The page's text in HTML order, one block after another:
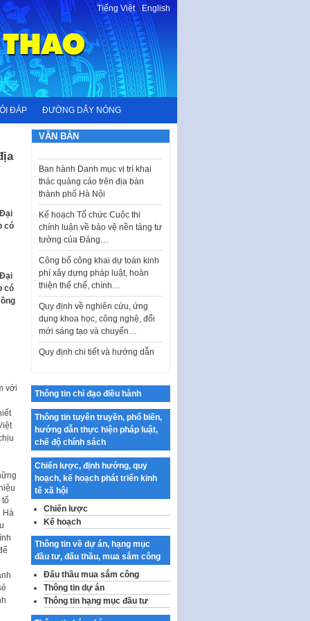
Tiếng Việt-English
ĐÁP ĐƯỜNG DÂY NÓNG
có
có
với
tổ
Hà
VĂN BẢN
I. CHỈ TIÊU VÀ VỊ TRÍ VIỆC LÀM
TUYỂN DỤNG LAO ĐỘNG HỢP
ĐỒNG Tổng số chỉ…
Luật Tương trợ tư pháp về dân
sự và Kế hoạch số 187KH-
UBND…
thác quảng cáo trên địa bàn
thành phố Hà Nội
Kế hoạch Tổ chức Cuộc thi
chính luận về bảo vệ nền tảng tư
tưởng của Đảng…
Công bố công khai dự toán kinh
phí xây dựng pháp luật, hoàn
thiện thể chế, chính…
Quy định về nghiên cứu, ứng
dụng khoa học, công nghệ, đổi
mới sáng tạo và chuyển…
Quy định chi tiết và hướng dẫn
thi hành một số điều của Luật Lý
dung tại Nghị quyết số 30/NQ-
CP ngày 24 tháng 02…
Ban hành Chương trình hành
động của Chính phủ thực hiện
Nghị quyết số 02-NQ/TW ngày
17…
THÔNG BÁO Tuyển dụng lao
động hợp đồng theo Nghị định
số 111/2022/NĐ-CP ngày
30/12/2022 của Chính…
Sửa đổi, bổ sung một số điều
của Thông tư số 320/2016/TT-
BTC của Bộ trưởng Bộ Tài…
Quy định về quản lý website
thương mại điện tử
Thông tin chỉ đạo điều hành
Thông tin tuyên truyền, phổ biến,
hướng dẫn thực hiện pháp luật,
chế độ chính sách
Chiến lược, định hướng, quy
hoạch, kế hoạch phát triển kinh
tế xã hội
Chiến lược
Kế hoạch
Thông tin về dự án, hạng mục
đầu tư, đấu thầu, mua sắm công
Đấu thầu mua sắm công
Thông tin dự án
Thông tin hạng mục đầu tư